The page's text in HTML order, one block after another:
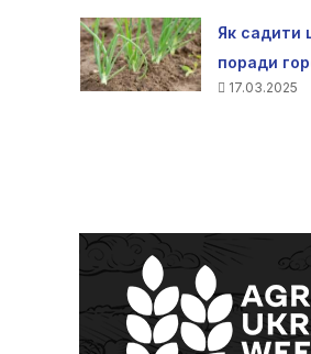
Як садити
поради
17.03.2025